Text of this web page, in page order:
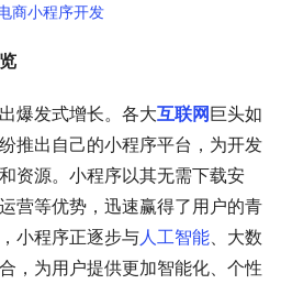
商小程序开发
爆发式增长。各大互联网巨头如
纷推出自己的小程序平台，为开发
资源。小程序以其无需下载安
营等优势，迅速赢得了用户的青
小程序正逐步与人工智能 、大数
，为用户提供更加智能化、个性